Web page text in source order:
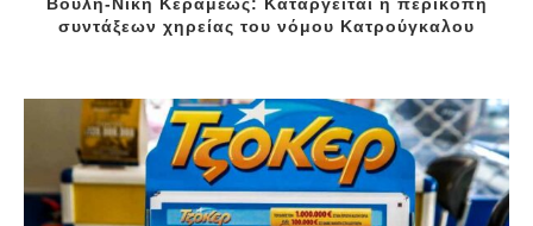
συντάξεων χηρείας του νόμου Κατρούγκαλου